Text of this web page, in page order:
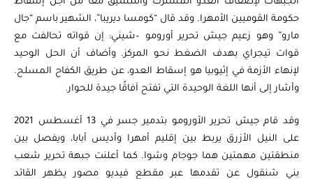
حكومة القوميين الأمهرا. وقد قال “كومسا ديريبا”، الشهير باسم “جال
مارو” وهو زعيم جيش تحرير أورومو –شيني: إن قواته تحالفت مع
قوات تيجراي بهدف الضغط نحو المركز. وأضاف أن الحل الوحيد
لإنهاء الأزمة في إثيوبيا هو إسقاط العدو، عن طريق الكفاح المسلح.
وأشار إلى أنها اللغة الوحيدة التي تفتح آفاقًا جيدة للحوار.
وقد قام جيش تحرير الأورومو بتدمير جسر في 13 أغسطس 2021
على النيل الأزرق يربط بين إقليم أمهرا وأديس أبابا، ويفصل بين
منطقتين مهمتين هما جوجام وشوا. كما أعلنت جبهة تحرير شعب
بني شنقول عن تقدمها عبر مقطع فيديو مصور يظهر القائد